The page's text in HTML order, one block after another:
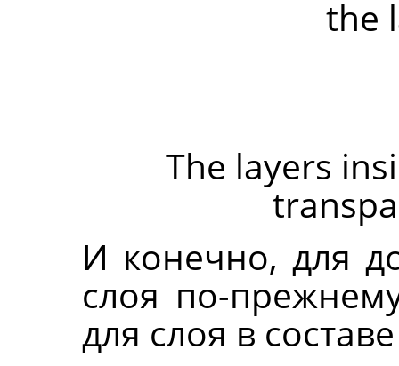
the
The layers
И конечно, для
слоя по-
для слоя в